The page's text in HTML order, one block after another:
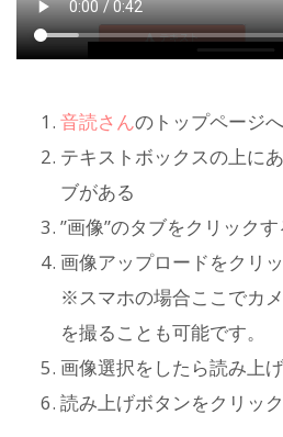
音読さんのトップページ
テキストボックスの上に
ブがある
”画像”のタブをクリックす
画像アップロードをクリ
※スマホの場合ここでカ
を撮ることも可能です。
画像選択をしたら読み上
読み上げボタンをクリック